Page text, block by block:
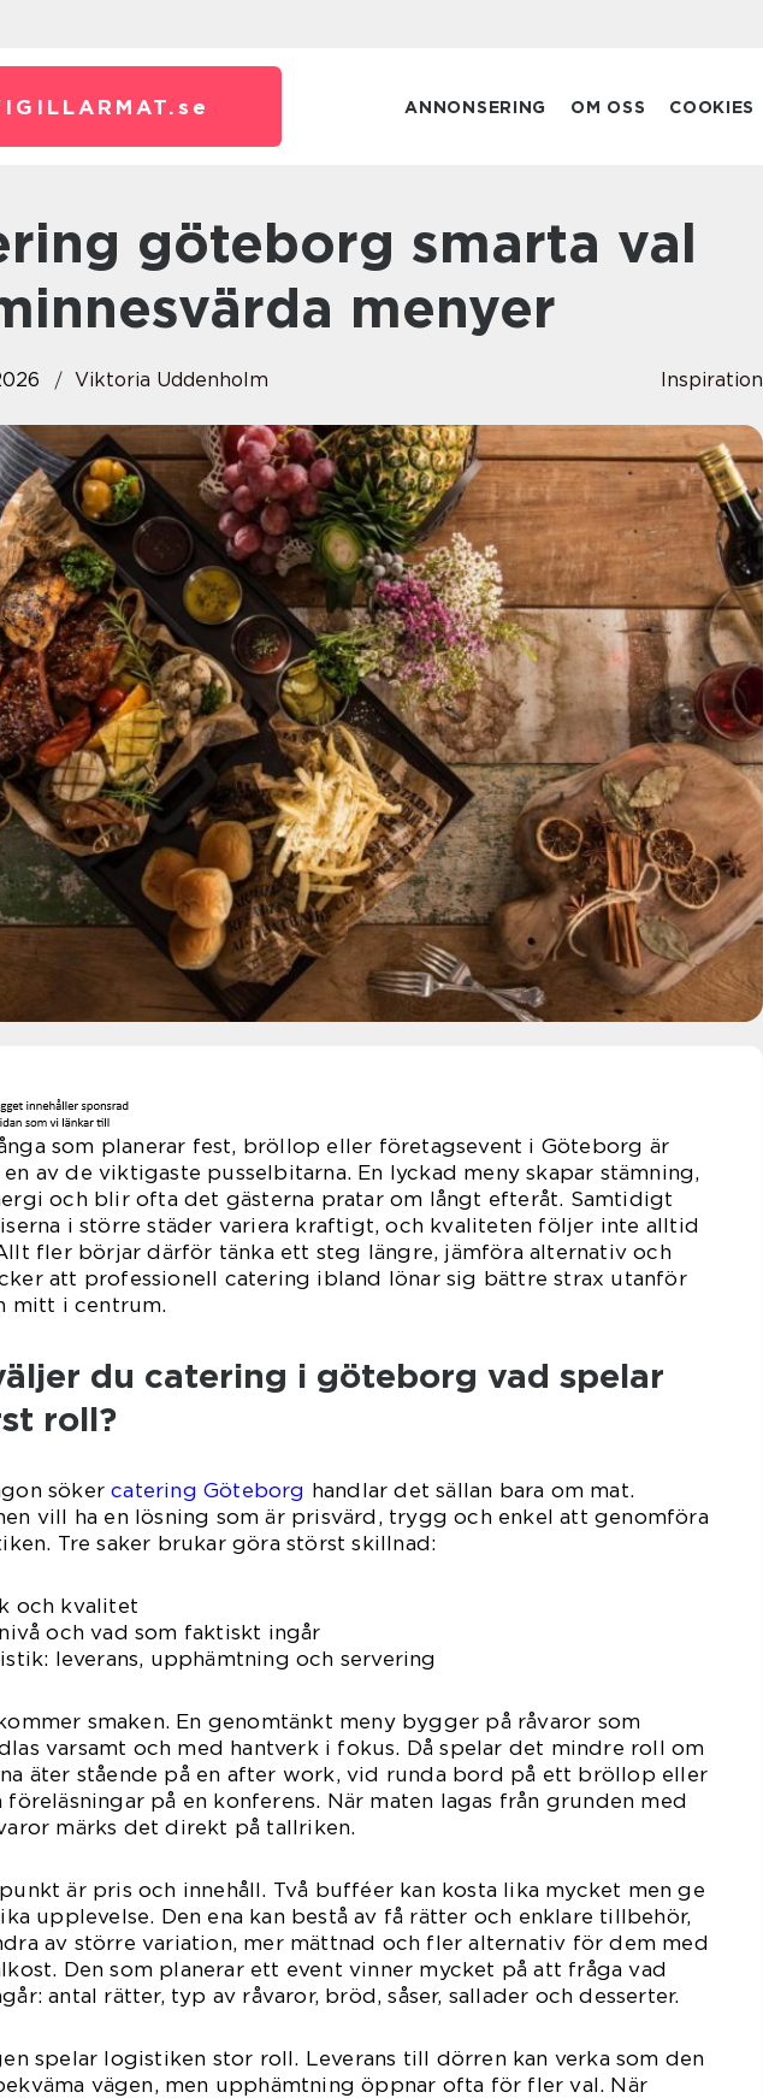
se ANNONSERING OM OSS COOKIES
menyer
Viktoria Uddenholm Inspiration
som planerar fest, bröllop eller företagsevent i Göteborg är
en av de viktigaste pusselbitarna. En lyckad meny skapar stämning,
och blir ofta det gästerna pratar om långt efteråt. Samtidigt
i större städer variera kraftigt, och kvaliteten följer inte alltid
fler börjar därför tänka ett steg längre, jämföra alternativ och
att professionell catering ibland lönar sig bättre strax utanför
mitt i centrum.
du catering i göteborg vad spelar
roll?
sökercatering Göteborg handlar det sällan bara om mat.
vill ha en lösning som är prisvärd, trygg och enkel att genomföra
Tre saker brukar göra störst skillnad:
och kvalitet
och vad som faktiskt ingår
leverans, upphämtning och servering
smaken. En genomtänkt meny bygger på råvaror som
varsamt och med hantverk i fokus. Då spelar det mindre roll om
äter stående på en after work, vid runda bord på ett bröllop eller
föreläsningar på en konferens. När maten lagas från grunden med
märks det direkt på tallriken.
är pris och innehåll. Två bufféer kan kosta lika mycket men ge
upplevelse. Den ena kan bestå av få rätter och enklare tillbehör,
av större variation, mer mättnad och fler alternativ för dem med
Den som planerar ett event vinner mycket på att fråga vad
antal rätter, typ av råvaror, bröd, såser, sallader och desserter.
spelar logistiken stor roll. Leverans till dörren kan verka som den
vägen, men upphämtning öppnar ofta för fler val. När